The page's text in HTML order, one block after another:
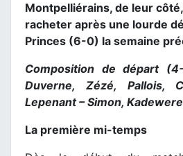
Montpelliérains, de leur
racheter après une lourde
Princes (6-0) la semaine
Composition de départ
Duverne, Zézé, Pallois,
Lepenant – Simon,
La première mi-temps